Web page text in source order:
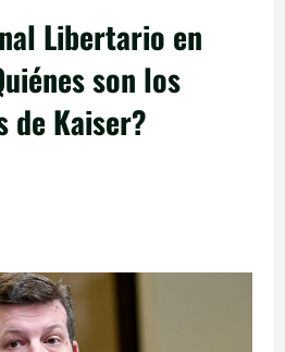
Libertario en
son los
de Kaiser?